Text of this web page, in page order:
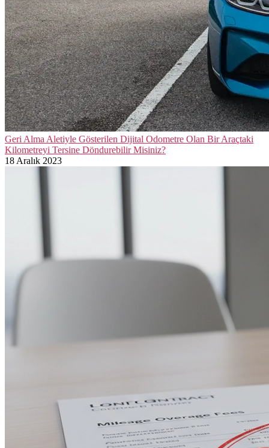
Geri Alma Aletiyle Gösterilen Dijital Odometre Olan Bir Araçtaki
Kilometreyi Tersine Döndurebilir Misiniz?
18 Aralık 2023